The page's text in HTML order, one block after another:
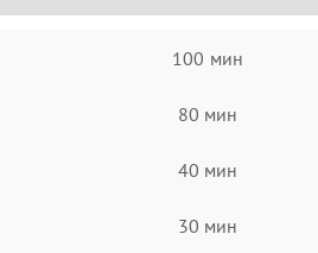
100 мин
80 мин
40 мин
30 мин